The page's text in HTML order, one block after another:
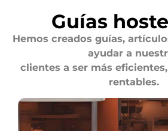
Guías
Hemos creados guías,
ayudar a
clientes a ser más
rentables.